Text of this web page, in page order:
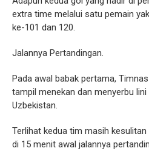
extra time melalui satu pemain
ke-101 dan 120.
Jalannya Pertandingan.
Pada awal babak pertama,
tampil menekan dan menyerbu
Uzbekistan.
Terlihat kedua tim masih
di 15 menit awal jalannya